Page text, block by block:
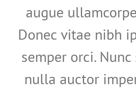
augue
Donec vitae nibh
semper orci.
nulla auctor